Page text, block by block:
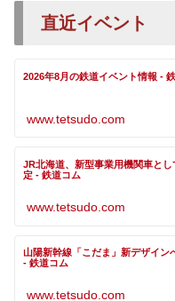
直近イベント
2026年8月の鉄道イベント情報 -
www.tetsudo.com
JR北海道、新型事業用機関車と
定 - 鉄道コム
www.tetsudo.com
山陽新幹線「こだま」新デザイ
- 鉄道コム
www.tetsudo.com